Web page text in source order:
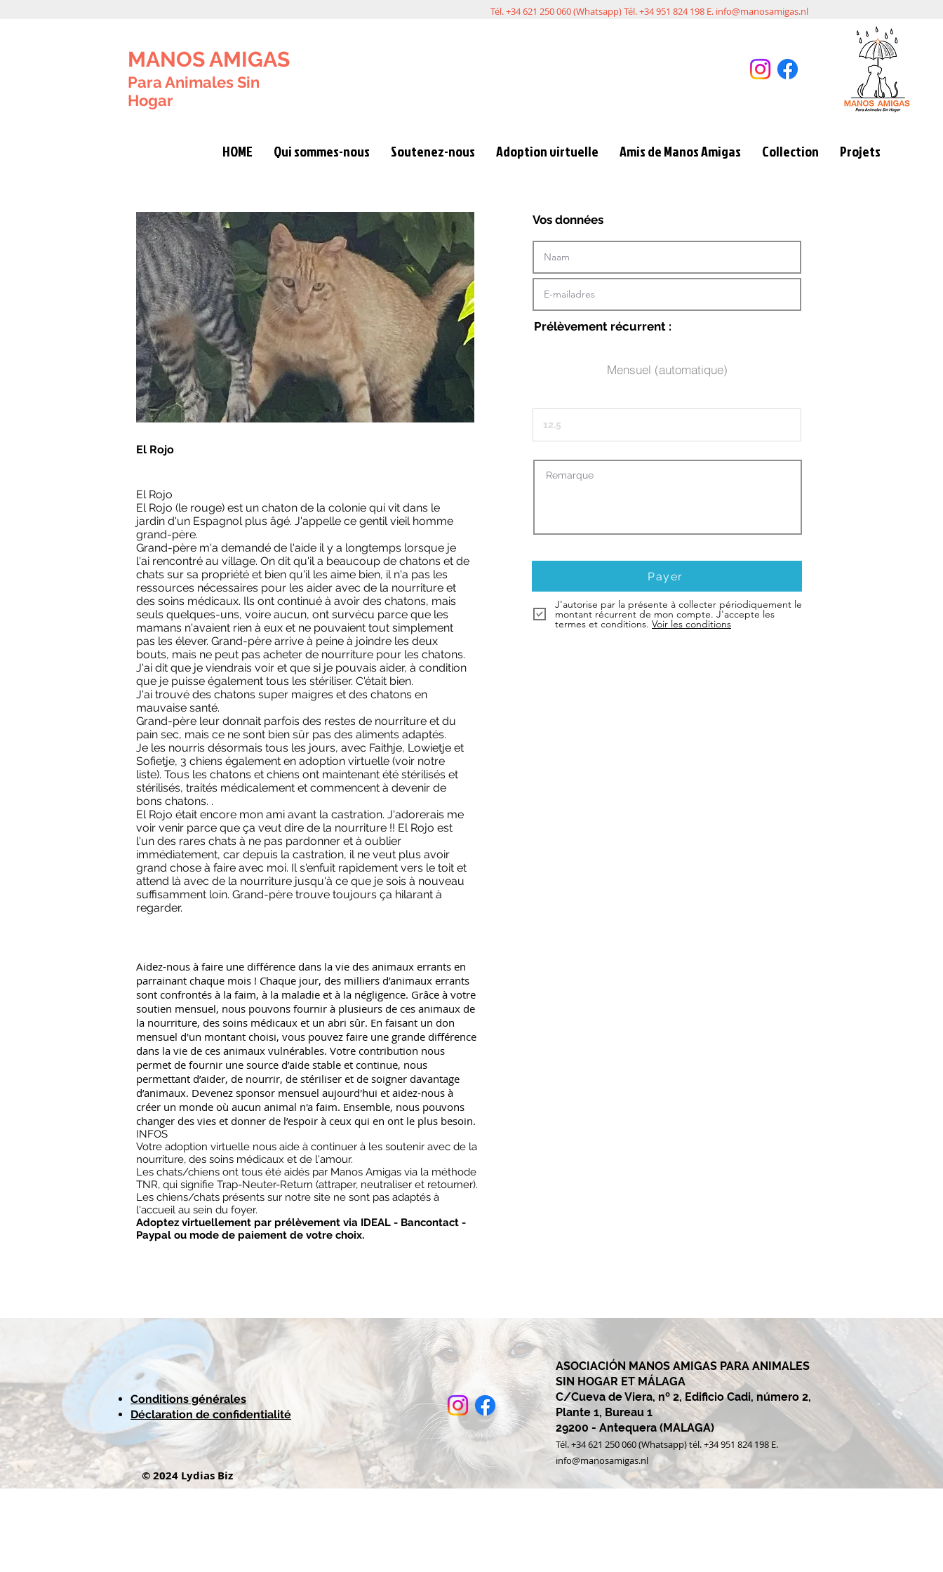
Tél. +34 621 250 060 (Whatsapp) Tél. +34 951 824 198 E. info@manosamigas.nl
MANOS AMIGAS
Para Animales Sin
Hogar
HOME Qui sommes-nous Soutenez-nous Adoption virtuelle Amis de Manos Amigas Collection Projets
El Rojo
El Rojo
El Rojo (le rouge) est un chaton de la colonie qui vit dans le
jardin d'un Espagnol plus âgé. J'appelle ce gentil vieil homme
grand-père.
Grand-père m'a demandé de l'aide il y a longtemps lorsque je
l'ai rencontré au village. On dit qu'il a beaucoup de chatons et de
chats sur sa propriété et bien qu'il les aime bien, il n'a pas les
ressources nécessaires pour les aider avec de la nourriture et
des soins médicaux. Ils ont continué à avoir des chatons, mais
seuls quelques-uns, voire aucun, ont survécu parce que les
mamans n'avaient rien à eux et ne pouvaient tout simplement
pas les élever. Grand-père arrive à peine à joindre les deux
bouts, mais ne peut pas acheter de nourriture pour les chatons.
J'ai dit que je viendrais voir et que si je pouvais aider, à condition
que je puisse également tous les stériliser. C'était bien.
J'ai trouvé des chatons super maigres et des chatons en
mauvaise santé.
Grand-père leur donnait parfois des restes de nourriture et du
pain sec, mais ce ne sont bien sûr pas des aliments adaptés.
Je les nourris désormais tous les jours, avec Faithje, Lowietje et
Sofietje, 3 chiens également en adoption virtuelle (voir notre
liste). Tous les chatons et chiens ont maintenant été stérilisés et
stérilisés, traités médicalement et commencent à devenir de
bons chatons. .
El Rojo était encore mon ami avant la castration. J'adorerais me
voir venir parce que ça veut dire de la nourriture !! El Rojo est
l'un des rares chats à ne pas pardonner et à oublier
immédiatement, car depuis la castration, il ne veut plus avoir
grand chose à faire avec moi. Il s'enfuit rapidement vers le toit et
attend là avec de la nourriture jusqu'à ce que je sois à nouveau
suffisamment loin. Grand-père trouve toujours ça hilarant à
regarder.
Vos données
Prélèvement récurrent :
Mensuel (automatique)
Payer
J'autorise par la présente à collecter périodiquement le
montant récurrent de mon compte. J'accepte les
termes et conditions. Voir les conditions
Aidez-nous à faire une différence dans la vie des animaux errants en
parrainant chaque mois ! Chaque jour, des milliers d’animaux errants
sont confrontés à la faim, à la maladie et à la négligence. Grâce à votre
soutien mensuel, nous pouvons fournir à plusieurs de ces animaux de
la nourriture, des soins médicaux et un abri sûr. En faisant un don
mensuel d'un montant choisi, vous pouvez faire une grande différence
dans la vie de ces animaux vulnérables. Votre contribution nous
permet de fournir une source d’aide stable et continue, nous
permettant d’aider, de nourrir, de stériliser et de soigner davantage
d’animaux. Devenez sponsor mensuel aujourd'hui et aidez-nous à
créer un monde où aucun animal n'a faim. Ensemble, nous pouvons
changer des vies et donner de l’espoir à ceux qui en ont le plus besoin.
INFOS
Votre adoption virtuelle nous aide à continuer à les soutenir avec de la
nourriture, des soins médicaux et de l'amour.
Les chats/chiens ont tous été aidés par Manos Amigas via la méthode
TNR, qui signifie Trap-Neuter-Return (attraper, neutraliser et retourner).
Les chiens/chats présents sur notre site ne sont pas adaptés à
l'accueil au sein du foyer.
Adoptez virtuellement par prélèvement via IDEAL - Bancontact -
Paypal ou mode de paiement de votre choix.
Conditions générales
Déclaration de confidentialité
© 2024 Lydias Biz
ASOCIACIÓN MANOS AMIGAS PARA ANIMALES
SIN HOGAR ET MÁLAGA
C/Cueva de Viera, nº 2, Edificio Cadi, número 2,
Plante 1, Bureau 1
29200 - Antequera (MALAGA)
Tél. +34 621 250 060 (Whatsapp) tél. +34 951 824 198 E.
info@manosamigas.nl